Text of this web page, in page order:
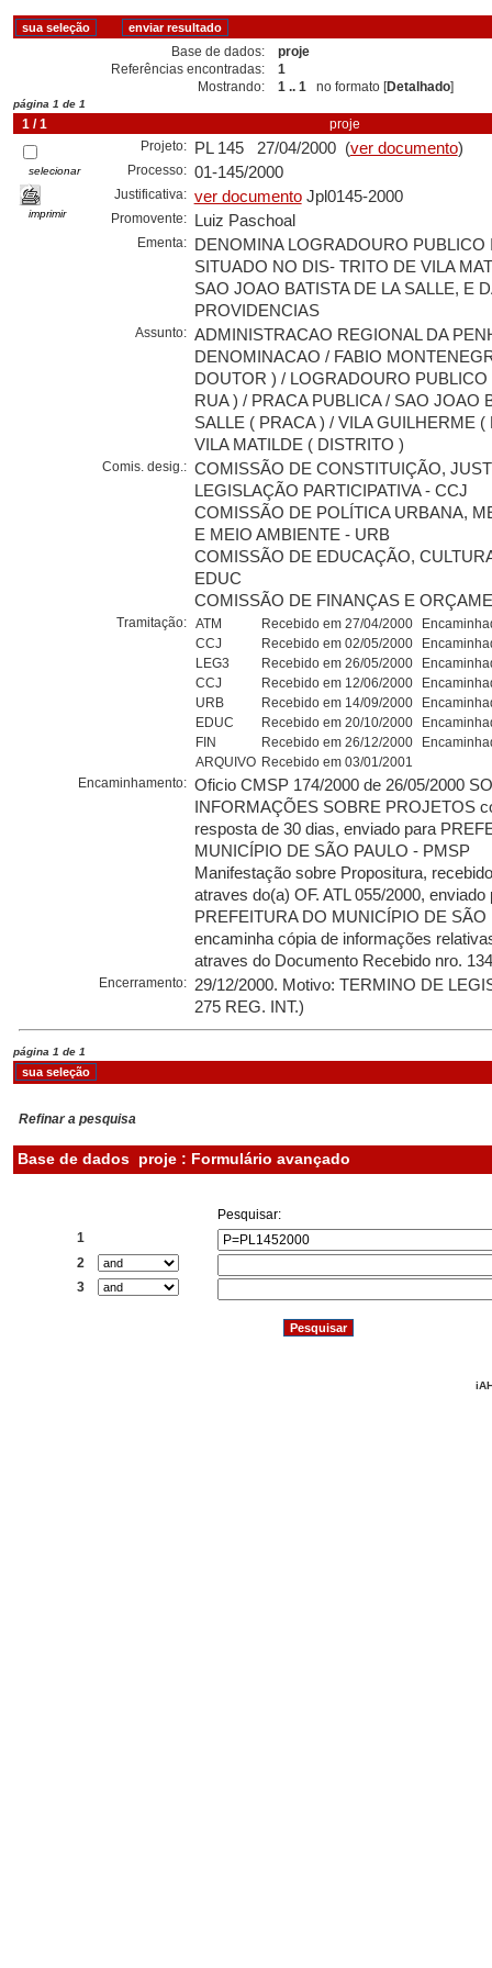
Base de dados:
proje
Referências encontradas:
1
Mostrando:
1 .. 1 no formato [Detalhado]
página 1 de 1
1 / 1 proje
selecionar
imprimir
Projeto: PL 145 27/04/2000 (ver documento)
Processo: 01-145/2000
Justificativa: ver documentoJpl0145-2000
Promovente: Luiz Paschoal
Ementa:
DENOMINA LOGRADOURO PUBLICO
SITUADO NO DIS- TRITO DE VILA
SAO JOAO BATISTA DE LA SALLE, E
PROVIDENCIAS
Assunto: ADMINISTRACAO REGIONAL DA
DENOMINACAO / FABIO
DOUTOR ) / LOGRADOURO
RUA ) / PRACA PUBLICA / SAO JOAO
SALLE ( PRACA ) / VILA GUILHERME (
VILA MATILDE ( DISTRITO )
Comis. desig.: COMISSÃO DE CONSTITUIÇÃO,
LEGISLAÇÃO PARTICIPATIVA - CCJ
COMISSÃO DE POLÍTICA URBANA,
E MEIO AMBIENTE - URB
COMISSÃO DE EDUCAÇÃO,
EDUC
COMISSÃO DE FINANÇAS E
Tramitação: ATM Recebido em 27/04/2000
CCJ
Recebido em 02/05/2000
LEG3
Recebido em 26/05/2000
CCJ
Recebido em 12/06/2000
URB
Recebido em 14/09/2000
EDUC
Recebido em 20/10/2000
FIN
Recebido em 26/12/2000
ARQUIVO Recebido em 03/01/2001
Encaminhamento: Oficio CMSP 174/2000 de 26/05/2000
INFORMAÇÕES SOBRE PROJETOS
resposta de 30 dias, enviado para
MUNICÍPIO DE SÃO PAULO - PMSP
Manifestação sobre Propositura,
atraves do(a) OF. ATL 055/2000, enviado
PREFEITURA DO MUNICÍPIO DE SÃO
encaminha cópia de informações
atraves do Documento Recebido nro.
Encerramento:
29/12/2000. Motivo: TERMINO DE
275 REG. INT.)
página 1 de 1
Refinar a pesquisa
Base de dados proje : Formulário avançado
Pesquisar:
1
2
3